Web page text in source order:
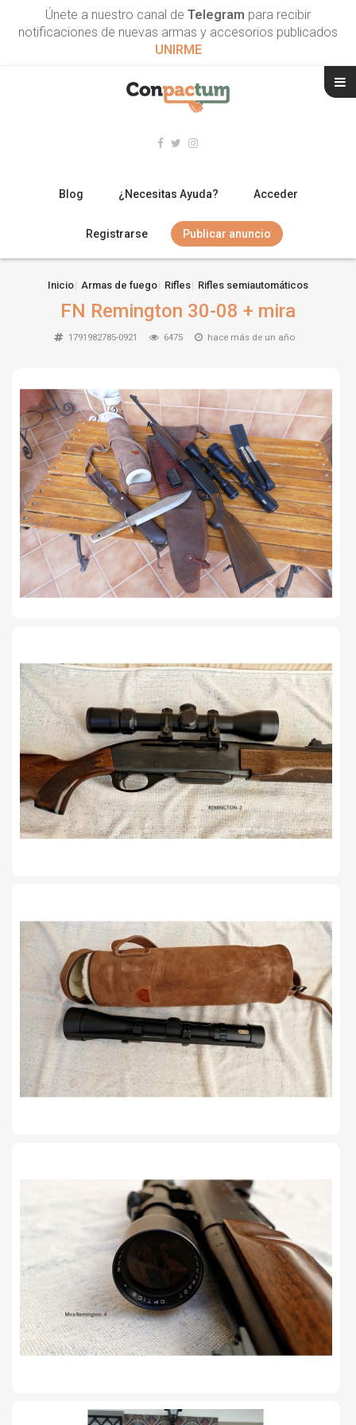
Únete a nuestro canal de Telegram para recibir
notificaciones de nuevas armas y accesorios publicados
UNIRME
Blog ¿Necesitas Ayuda? Acceder
Registrarse Publicar anuncio
ESCOPETAS
ARMAS CORTAS
AIRE COMPRIMIDO
OTRAS ARMAS
ACCESORIOS
Inicio Armas de fuego Rifles Rifles semiautomáticos
FN Remington 30-08 + mira
1791982785-0921 6475 hace más de un año